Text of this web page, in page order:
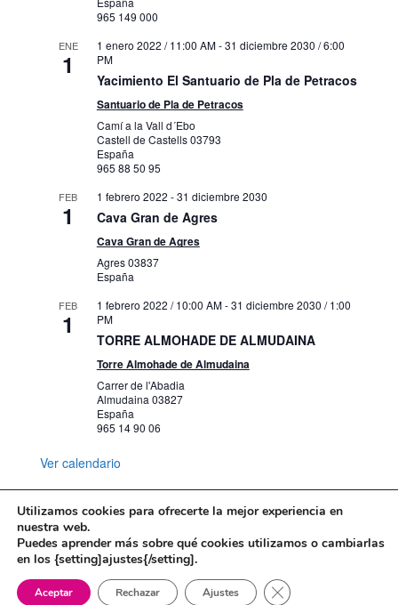
965 149 000
ENE
1
1 enero 2022 / 11:00 AM-31 diciembre 2030 / 6:00
PM
Yacimiento El Santuario de Pla de Petracos
Santuario de Pla de Petracos
Camí a la Vall d´Ebo
Castell de Castells03793
España
965 88 50 95
FEB
1
1 febrero 2022 -31 diciembre 2030
Cava Gran de Agres
Cava Gran de Agres
Agres03837
España
FEB
1
1 febrero 2022 / 10:00 AM-31 diciembre 2030 / 1:00
PM
TORRE ALMOHADE DE ALMUDAINA
Torre Almohade de Almudaina
Carrer de l'Abadia
Almudaina 03827
España
965 14 90 06
Ver calendario
Mapa web
Política de Privacidad
Politica de cookies
Utilizamos cookies para ofrecerte la mejor experiencia en
nuestra web.
Puedes aprender más sobre qué cookies utilizamos o cambiarlas
en los {setting]ajustes{/setting].
Aceptar Rechazar Ajustes Cerrar el banner de